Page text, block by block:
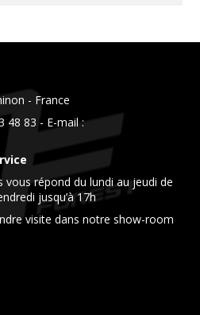
- France
48 83 - E-mail :
vous répond du lundi au jeudi de
jusqu’à 17h
visite dans notre show-room